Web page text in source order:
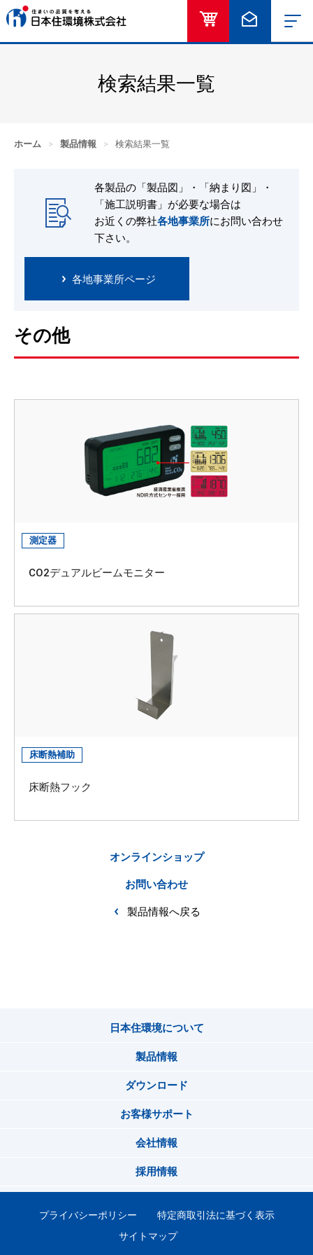
オンラインショ
検索結果一覧
ホーム > 製品情報 > 検索結果一覧
各製品の「製品図」・「納まり図」・
「施工説明書」が必要な場合は
お近くの弊社各地事業所にお問い合わせ
下さい。
各地事業所ページ
その他
測定器
CO2デュアルビームモニター
床断熱補助
床断熱フック
オンラインショップ
お問い合わせ
製品情報へ戻る
日本住環境について
製品情報
ダウンロード
お客様サポート
会社情報
採用情報
プライバシーポリシー
特定商取引法に基づく表示
サイトマップ